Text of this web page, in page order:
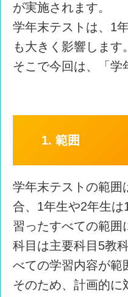
が実施されます。
学年末テストは、1
も大きく影響します。
そこで今回は、「学
1. 範囲
学年末テストの範囲
合、1年生や2年生
習ったすべての範囲
科目は主要科目5教
べての学習内容が範
そのため、計画的に